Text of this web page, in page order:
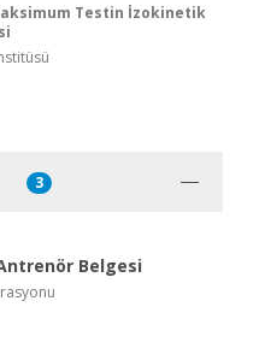
Testin İzokinetik
3
Belgesi